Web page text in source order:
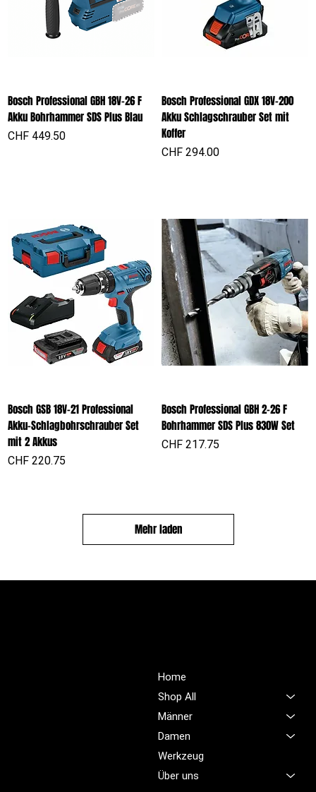
Bosch Professional GBH 18V-26 F
Akku Bohrhammer SDS Plus Blau
Preis
CHF 449.50
Bosch Professional GDX 18V-200
Akku Schlagschrauber Set mit
Koffer
Preis
CHF 294.00
Bosch GSB 18V-21 Professional
Akku-Schlagbohrschrauber Set
mit 2 Akkus
Preis
CHF 220.75
Bosch Professional GBH 2-26 F
Bohrhammer SDS Plus 830W Set
Preis
CHF 217.75
Mehr laden
Home
Shop All
Männer
Damen
Werkzeug
Über uns